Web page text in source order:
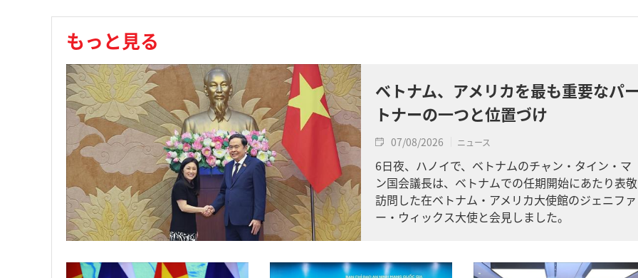
もっと見る
ベトナム、アメリカを最も重要なパ
トナーの一つと位置づけ
07/08/2026 ニュース
6日夜、ハノイで、ベトナムのチャン・タイン・マ
ン国会議長は、ベトナムでの任期開始にあたり表敬
訪問した在ベトナム・アメリカ大使館のジェニファ
ー・ウィックス大使と会見しました。